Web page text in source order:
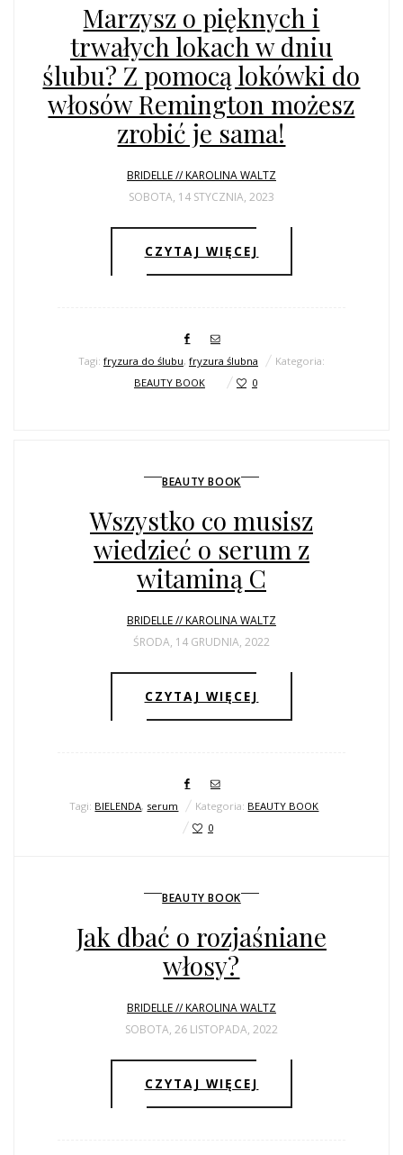
Marzysz o pięknych i
trwałych lokach w dniu
ślubu? Z pomocą lokówki do
włosów Remington możesz
zrobić je sama!
BRIDELLE // KAROLINA WALTZ
SOBOTA, 14 STYCZNIA, 2023
CZYTAJ WIĘCEJ
Tagi: fryzura do ślubu, fryzura ślubna
Kategoria:
BEAUTY BOOK
0
BEAUTY BOOK
Wszystko co musisz
wiedzieć o serum z
witaminą C
BRIDELLE // KAROLINA WALTZ
ŚRODA, 14 GRUDNIA, 2022
CZYTAJ WIĘCEJ
Tagi: BIELENDA, serum Kategoria: BEAUTY BOOK
0
BEAUTY BOOK
Jak dbać o rozjaśniane
włosy?
BRIDELLE // KAROLINA WALTZ
SOBOTA, 26 LISTOPADA, 2022
CZYTAJ WIĘCEJ